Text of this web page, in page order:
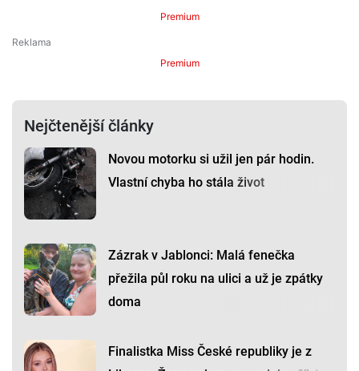
Premium
Premium
Nejčtenější články
Novou motorku si užil jen pár hodin.
Vlastní chyba ho stála život
Zázrak v Jablonci: Malá fenečka
přežila půl roku na ulici a už je zpátky
doma
Finalistka Miss České republiky je z